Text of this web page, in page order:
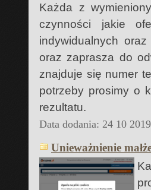
Każda z
czynności jakie
indywidualnych
oraz zaprasza do
znajduje się numer
potrzeby prosimy o
rezultatu.
Data dodania: 24 10
Unieważnienie